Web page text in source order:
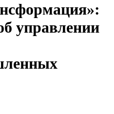
управлении